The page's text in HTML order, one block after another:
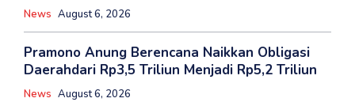
News August 6, 2026
Pramono Anung Berencana Naikkan Obligasi
Daerahdari Rp3,5 Triliun Menjadi Rp5,2 Triliun
News August 6, 2026